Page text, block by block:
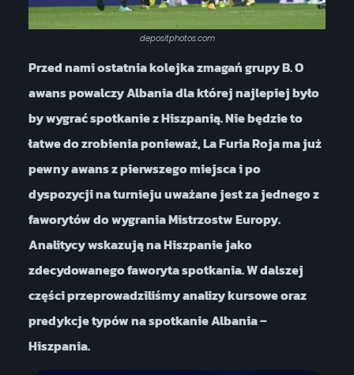
depositphotos.com
Przed nami ostatnia kolejka zmagań grupy B. O
awans powalczy Albania dla której najlepiej było
by wygrać spotkanie z Hiszpanią. Nie będzie to
łatwe do zrobienia ponieważ, La Furia Roja ma już
pewny awans z pierwszego miejsca i po
dyspozycji na turnieju uważane jest za jednego z
faworytów do wygrania Mistrzostw Europy.
Analitycy wskazują na Hiszpanie jako
zdecydowanego faworyta spotkania. W dalszej
części przeprowadziliśmy analizy kursowe oraz
predykcje typów na spotkanie Albania –
Hiszpania.